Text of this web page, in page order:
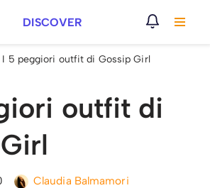
DISCOVER
I 5 peggiori outfit di Gossip Girl
outfit di
Claudia Balmamori